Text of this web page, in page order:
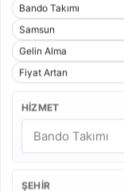
Bando Takımı
Samsun
Gelin Alma
Fiyat Artan
HIZMET
ŞEHIR
Bando
sünnet ve
yürüyüş
Bando
yürüyüşü,
kurumsal
sunan
klarnet,